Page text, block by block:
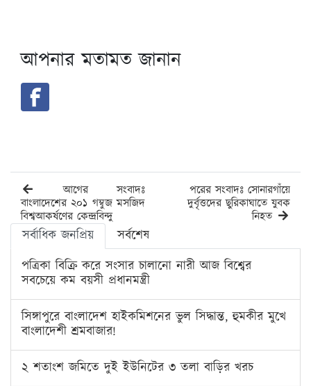
আপনার মতামত জানান
আগের সংবাদঃ
বাংলাদেশের ২০১ গম্বুজ মসজিদ
বিশ্বআকর্ষণের কেন্দ্রবিন্দু
পরের সংবাদঃ সোনারগাঁয়ে
দুর্বৃত্তদের ছুরিকাঘাতে যুবক
নিহত
সর্বাধিক জনপ্রিয়
সর্বশেষ
পত্রিকা বিক্রি করে সংসার চালানো নারী আজ বিশ্বের
সবচেয়ে কম বয়সী প্রধানমন্ত্রী
সিঙ্গাপুরে বাংলাদেশ হাইকমিশনের ভুল সিদ্ধান্ত, হুমকীর মুখে
বাংলাদেশী শ্রমবাজার!
২ শতাংশ জমিতে দুই ইউনিটের ৩ তলা বাড়ির খরচ